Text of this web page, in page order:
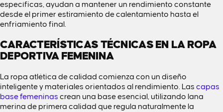
específicas, ayudan a mantener un rendimiento constante
desde el primer estiramiento de calentamiento hasta el
enfriamiento final.
CARACTERÍSTICAS TÉCNICAS EN LA ROPA
DEPORTIVA FEMENINA
La ropa atlética de calidad comienza con un diseño
inteligente y materiales orientados al rendimiento. Las capas
base femeninas crean una base esencial, utilizando lana
merina de primera calidad que regula naturalmente la